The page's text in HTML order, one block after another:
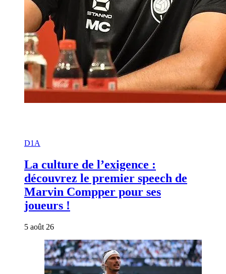
D1A
La culture de l’exigence :
découvrez le premier speech de
Marvin Compper pour ses
joueurs !
5 août 26